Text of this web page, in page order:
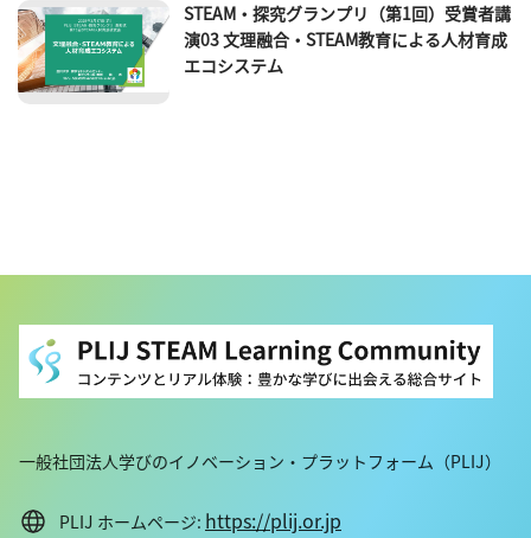
STEAM・探究グランプリ（第1回）受賞者講
演03 文理融合・STEAM教育による人材育成
エコシステム
一般社団法人学びのイノベーション・プラットフォーム（PLIJ）
PLIJ ホームページ: https://plij.or.jp